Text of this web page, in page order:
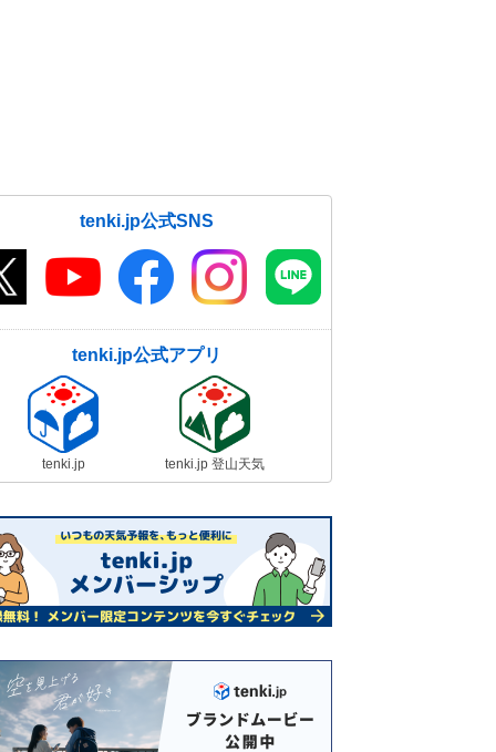
tenki.jp公式SNS
tenki.jp公式アプリ
tenki.jp tenki.jp 登山天気